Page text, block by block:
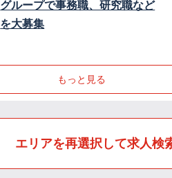
グループで事務職、研究職など
を大募集
もっと見る
エリアを再選択して求人検